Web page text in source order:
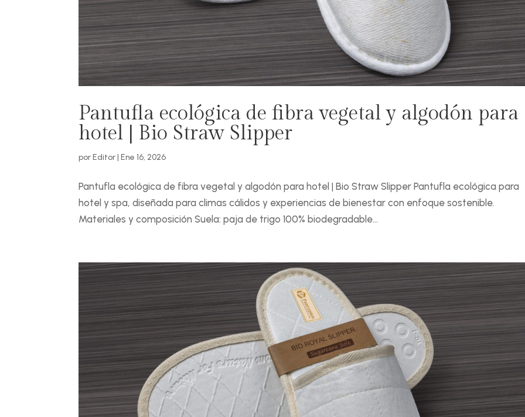
Pantufla ecológica de fibra vegetal y algodón para
hotel | Bio Straw Slipper
porEditor|Ene 16, 2026
Pantufla ecológica de fibra vegetal y algodón para hotel | Bio Straw Slipper Pantufla ecológica para
hotel y spa, diseñada para climas cálidos y experiencias de bienestar con enfoque sostenible.
Materiales y composición Suela: paja de trigo 100% biodegradable...